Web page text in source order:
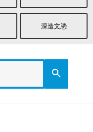
深造文憑
search